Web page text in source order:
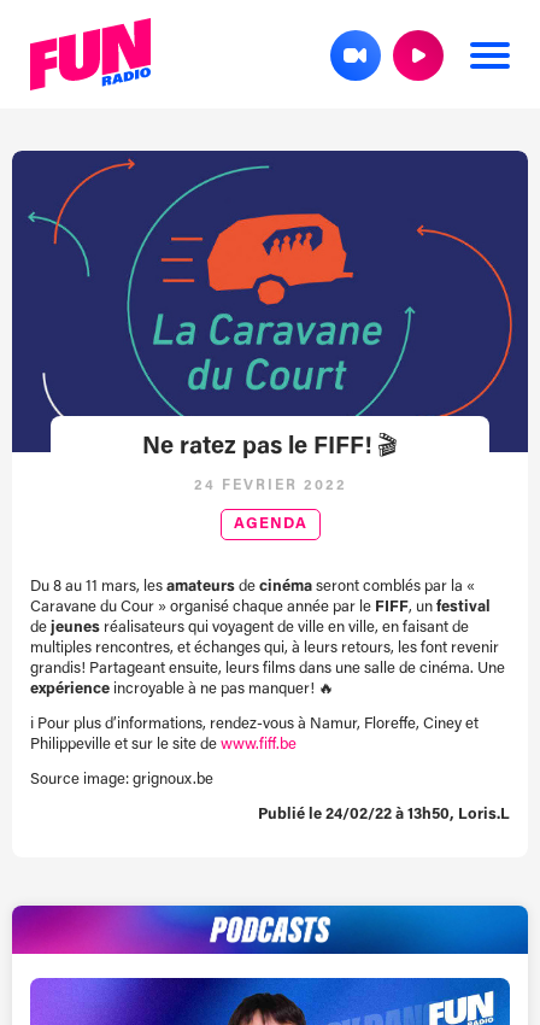
Ne ratez pas le FIFF! 🎬
24 FÉVRIER 2022
AGENDA
Du 8 au 11 mars, les amateurs de cinéma seront comblés par la «
Caravane du Cour » organisé chaque année par le FIFF, un festival
de jeunes réalisateurs qui voyagent de ville en ville, en faisant de
multiples rencontres, et échanges qui, à leurs retours, les font revenir
grandis! Partageant ensuite, leurs films dans une salle de cinéma. Une
expérience incroyable à ne pas manquer! 🔥
ℹ️ Pour plus d’informations, rendez-vous à Namur, Floreffe, Ciney et
Philippeville et sur le site de www.fiff.be
Source image: grignoux.be
Publié le 24/02/22 à 13h50, Loris.L